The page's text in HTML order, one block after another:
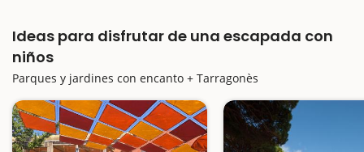
Ideas para disfrutar de una escapada con
niños
Parques y jardines con encanto + Tarragonès